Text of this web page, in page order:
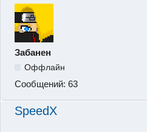
Забанен
Оффлайн
Сообщений: 63
SpeedX